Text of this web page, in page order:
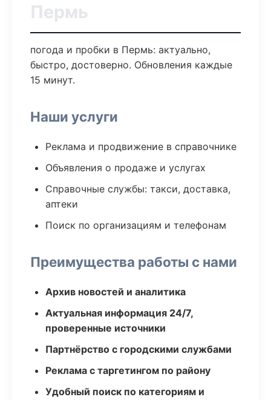
Пермь
погода и пробки в Пермь: актуально,
быстро, достоверно. Обновления каждые
15 минут.
Наши услуги
Реклама и продвижение в справочнике
Объявления о продаже и услугах
Справочные службы: такси, доставка,
аптеки
Поиск по организациям и телефонам
Преимущества работы с нами
Архив новостей и аналитика
Актуальная информация 24/7,
проверенные источники
Партнёрство с городскими службами
Реклама с таргетингом по району
Удобный поиск по категориям и